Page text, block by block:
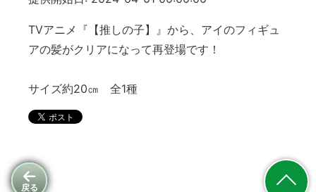
戻る
TVアニメ『【推しの子】』から、アイのフィギュ
アの髪がクリアになって再登場です！
サイズ約20㎝ 全1種